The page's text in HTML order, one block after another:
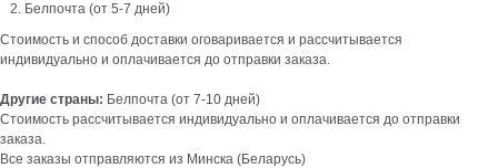
Белпочта (от 5-7 дней)
Стоимость и способ доставки оговаривается и рассчитывается
индивидуально и оплачивается до отправки заказа.
Другие страны: Белпочта (от 7-10 дней)
Стоимость рассчитывается индивидуально и оплачивается до отправки
заказа.
Все заказы отправляются из Минска (Беларусь)